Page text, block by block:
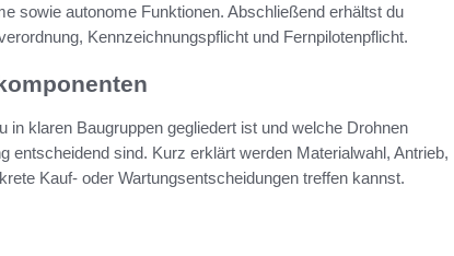
sowie autonome Funktionen. Abschließend erhältst du
Kennzeichnungspflicht und Fernpilotenpflicht.
klaren Baugruppen gegliedert ist und welche Drohnen
entscheidend sind. Kurz erklärt werden Materialwahl, Antrieb,
Kauf- oder Wartungsentscheidungen treffen kannst.